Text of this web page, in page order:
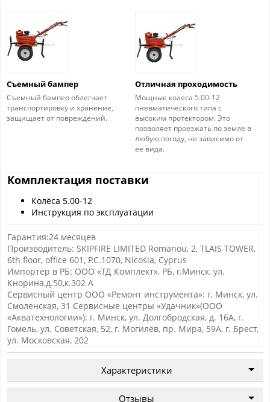
Съемный бампер
Съемный бампер облегчает
транспортировку и хранение,
защищает от повреждений.
Отличная проходимость
Мощные колеса 5.00-12
пневматического типа с
высоким протектором. Это
позволяет проезжать по земле в
любую погоду, не зависимо от
ее вида.
Комплектация поставки
Колёса 5.00-12
Инструкция по эксплуатации
Гарантия:24 месяцев
Производитель: SKIPFIRE LIMITED Romanou, 2, TLAIS TOWER,
6th floor, office 601, P.C.1070, Nicosia, Cyprus
Импортер в РБ: ООО «ТД Комплект», РБ, г.Минск, ул.
Кнорина,д.50,к.302 А
Сервисный центр ООО «Ремонт инструмента»: г. Минск, ул.
Смоленская, 31 Сервисные центры «Удачник»(ООО
«Акватехнологии»): г. Минск, ул. Долгобродская, д. 16А, г.
Гомель, ул. Советская, 52, г. Могилёв, пр. Мира, 59А, г. Брест,
ул. Московская, 202
Характеристики
Отзывы